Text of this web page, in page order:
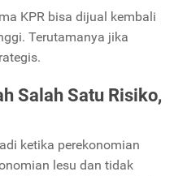
KPR bisa dijual kembali
Terutamanya jika
Salah Satu Risiko,
ketika perekonomian
lesu dan tidak